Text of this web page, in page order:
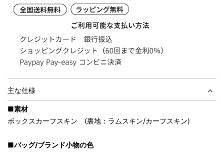
主な仕様
■素材
ボックスカーフスキン (裏地：ラムスキン/カーフスキン)
■バッグ/ブランド小物の色